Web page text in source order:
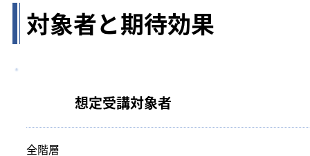
想定受講対象者
全階層
対象者と期待効果